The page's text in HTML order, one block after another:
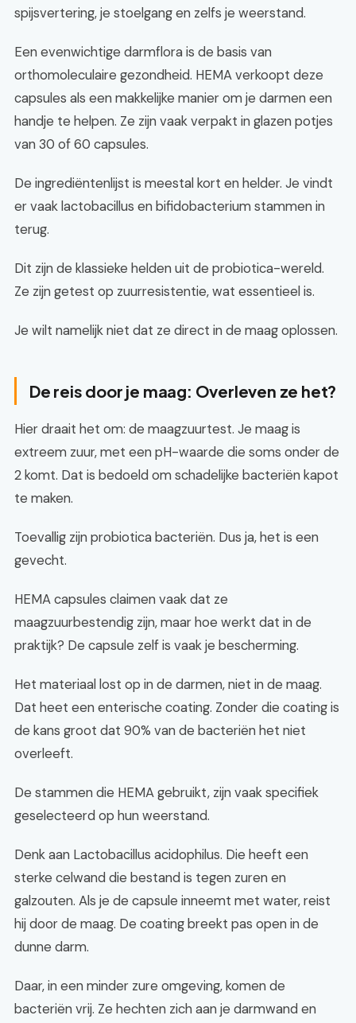
spijsvertering, je stoelgang en zelfs je weerstand.
Een evenwichtige darmflora is de basis van
orthomoleculaire gezondheid. HEMA verkoopt deze
capsules als een makkelijke manier om je darmen een
handje te helpen. Ze zijn vaak verpakt in glazen potjes
van 30 of 60 capsules.
De ingrediëntenlijst is meestal kort en helder. Je vindt
er vaak lactobacillus en bifidobacterium stammen in
terug.
Dit zijn de klassieke helden uit de probiotica-wereld.
Ze zijn getest op zuurresistentie, wat essentieel is.
Je wilt namelijk niet dat ze direct in de maag oplossen.
De reis door je maag: Overleven ze het?
Hier draait het om: de maagzuurtest. Je maag is
extreem zuur, met een pH-waarde die soms onder de
2 komt. Dat is bedoeld om schadelijke bacteriën kapot
te maken.
Toevallig zijn probiotica bacteriën. Dus ja, het is een
gevecht.
HEMA capsules claimen vaak dat ze
maagzuurbestendig zijn, maar hoe werkt dat in de
praktijk? De capsule zelf is vaak je bescherming.
Het materiaal lost op in de darmen, niet in de maag.
Dat heet een enterische coating. Zonder die coating is
de kans groot dat 90% van de bacteriën het niet
overleeft.
De stammen die HEMA gebruikt, zijn vaak specifiek
geselecteerd op hun weerstand.
Denk aan Lactobacillus acidophilus. Die heeft een
sterke celwand die bestand is tegen zuren en
galzouten. Als je de capsule inneemt met water, reist
hij door de maag. De coating breekt pas open in de
dunne darm.
Daar, in een minder zure omgeving, komen de
bacteriën vrij. Ze hechten zich aan je darmwand en